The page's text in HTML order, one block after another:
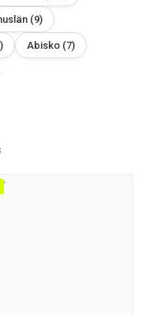
(9)
Abisko (7)